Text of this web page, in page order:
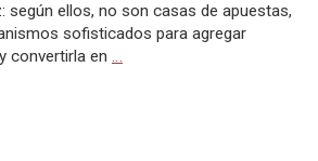
según ellos, no son casas de apuestas,
sofisticados para agregar
convertirla en …